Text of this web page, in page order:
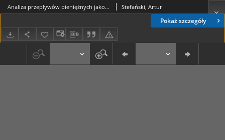
Pokaż szczegóły
Analiza przepływów pieniężnych jako instrument prognozowania upadłości małych i średnich przedsiębiorstw Stefański, Artur